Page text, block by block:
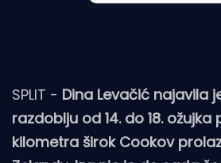
SPLIT - Dina Levačić najavila
razdoblju od 14. do 18.
kilometra širok Cookov